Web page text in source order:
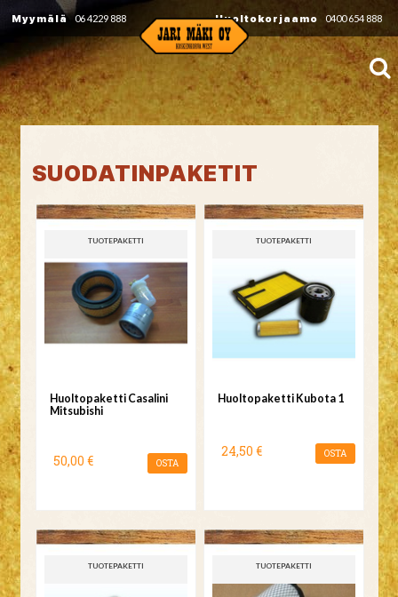
Myymälä 06 4229 888 Huoltokorjaamo 0400 654 888
SUODATINPAKETIT
TUOTEPAKETTI
Huoltopaketti Casalini
Mitsubishi
50,00 € OSTA
TUOTEPAKETTI
Huoltopaketti Kubota 1
24,50 € OSTA
TUOTEPAKETTI TUOTEPAKETTI